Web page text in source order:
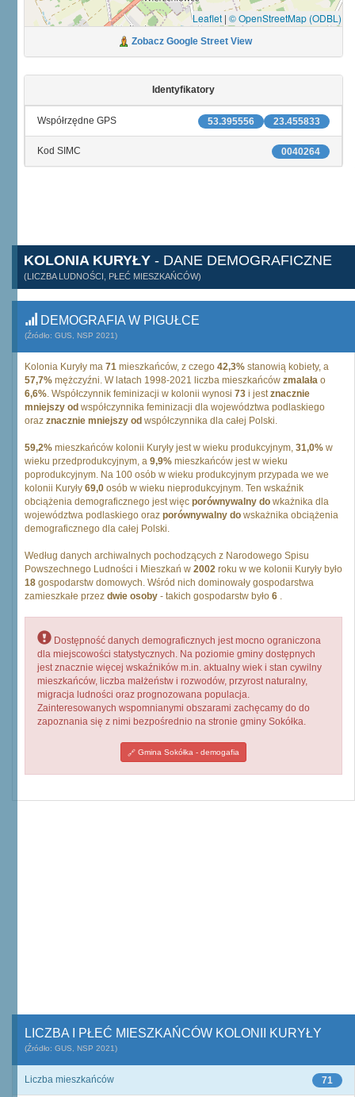
Leaflet | © OpenStreetMap (ODBL)
Zobacz Google Street View
Identyfikatory
23.455833
53.395556
Współrzędne GPS
0040264
Kod SIMC
KOLONIA KURYŁY - DANE DEMOGRAFICZNE
(LICZBA LUDNOŚCI, PŁEĆ MIESZKAŃCÓW)
DEMOGRAFIA W PIGUŁCE
(Źródło: GUS, NSP 2021)
Kolonia Kuryły ma 71 mieszkańców, z czego 42,3% stanowią kobiety, a
57,7% mężczyźni. W latach 1998-2021 liczba mieszkańców zmalała o
6,6%. Współczynnik feminizacji w kolonii wynosi 73 i jestznacznie
mniejszy od współczynnika feminizacji dla województwa podlaskiego
oraz znacznie mniejszy od współczynnika dla całej Polski.
59,2% mieszkańców kolonii Kuryły jest w wieku produkcyjnym, 31,0% w
wieku przedprodukcyjnym, a 9,9% mieszkańców jest w wieku
poprodukcyjnym. Na 100 osób w wieku produkcyjnym przypada we we
kolonii Kuryły 69,0 osób w wieku nieprodukcyjnym. Ten wskaźnik
obciążenia demograficznego jest więc porównywalny do wkażnika dla
województwa podlaskiego oraz porównywalny do wskażnika obciążenia
demograficznego dla całej Polski.
Według danych archiwalnych pochodzących z Narodowego Spisu
Powszechnego Ludności i Mieszkań w 2002 roku w we kolonii Kuryły było
18 gospodarstw domowych. Wśród nich dominowały gospodarstwa
zamieszkałe przez dwie osoby - takich gospodarstw było 6 .
Dostępność danych demograficznych jest mocno ograniczona
dla miejscowości statystycznych. Na poziomie gminy dostępnych
jest znacznie więcej wskaźników m.in. aktualny wiek i stan cywilny
mieszkańców, liczba małżeństw i rozwodów, przyrost naturalny,
migracja ludności oraz prognozowana populacja.
Zainteresowanych wspomnianymi obszarami zachęcamy do do
zapoznania się z nimi bezpośrednio na stronie gminy Sokółka.
Gmina Sokółka - demogafia
LICZBA I PŁEĆ MIESZKAŃCÓW KOLONII KURYŁY
(Źródło: GUS, NSP 2021)
71
Liczba mieszkańców